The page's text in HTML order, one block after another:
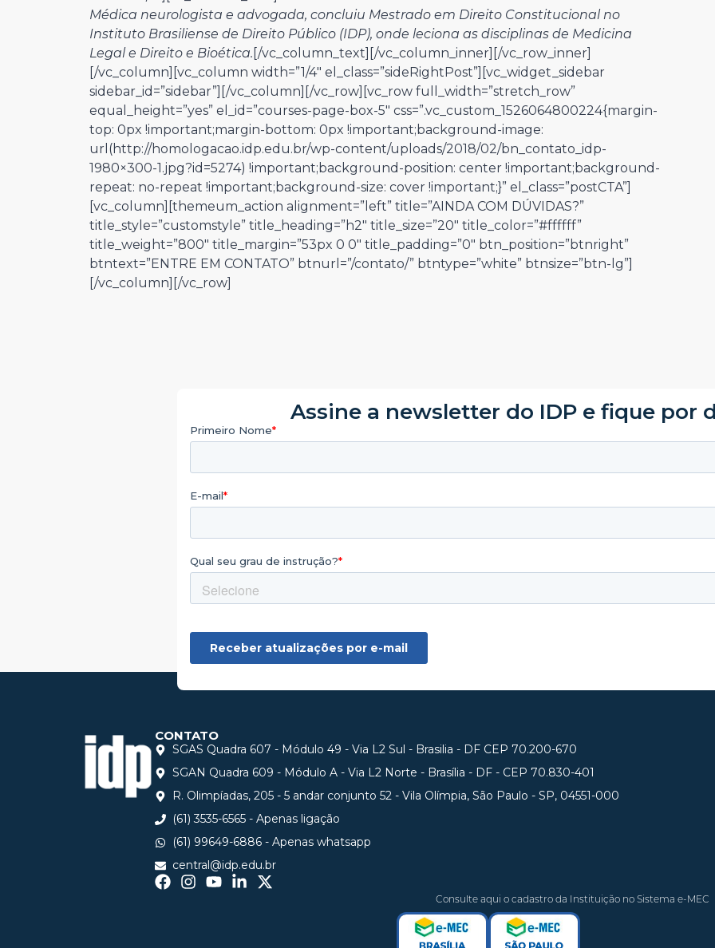
Médica neurologista e advogada, concluiu Mestrado em Direito Constitucional no
Instituto Brasiliense de Direito Público (IDP), onde leciona as disciplinas de Medicina
Legal e Direito e Bioética. [/vc_column_text][/vc_column_inner][/vc_row_inner]
[/vc_column][vc_column width=”1/4″ el_class=”sideRightPost”][vc_widget_sidebar
sidebar_id=”sidebar”][/vc_column][/vc_row][vc_row full_width=”stretch_row”
equal_height=”yes” el_id=”courses-page-box-5″ css=”.vc_custom_1526064800224{margin-
top: 0px !important;margin-bottom: 0px !important;background-image:
url(http://homologacao.idp.edu.br/wp-content/uploads/2018/02/bn_contato_idp-
1980×300-1.jpg?id=5274) !important;background-position: center !important;background-
repeat: no-repeat !important;background-size: cover !important;}” el_class=”postCTA”]
[vc_column][themeum_action alignment=”left” title=”AINDA COM DÚVIDAS?”
title_style=”customstyle” title_heading=”h2″ title_size=”20″ title_color=”#ffffff”
title_weight=”800″ title_margin=”53px 0 0″ title_padding=”0″ btn_position=”btnright”
btntext=”ENTRE EM CONTATO” btnurl=”/contato/” btntype=”white” btnsize=”btn-lg”]
[/vc_column][/vc_row]
Assine a newsletter do IDP e fique por
CONTATO
SGAS Quadra 607 - Módulo 49 - Via L2 Sul - Brasilia - DF CEP 70.200-670
SGAN Quadra 609 - Módulo A - Via L2 Norte - Brasília - DF - CEP 70.830-401
R. Olimpíadas, 205 - 5 andar conjunto 52 - Vila Olímpia, São Paulo - SP, 04551-000
(61) 3535-6565 - Apenas ligação
(61) 99649-6886 - Apenas whatsapp
central@idp.edu.br
Consulte aqui o cadastro da Instituição no Sistema e-MEC